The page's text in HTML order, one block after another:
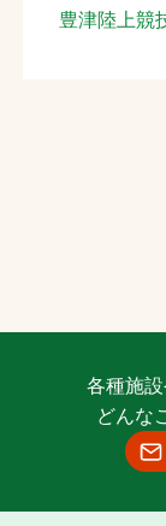
豊津陸上競
各種施
どんな